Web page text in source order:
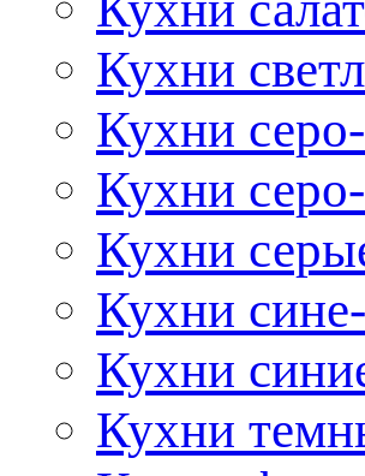
Кухни
Кухни
Кухни
Кухни
Кухни
Кухни
Кухни